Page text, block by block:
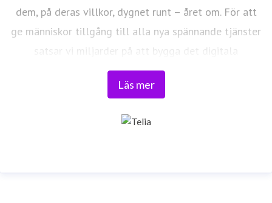
dem, på deras villkor, dygnet runt – året om. För att
ge människor tillgång till alla nya spännande tjänster
satsar vi miljarder på att bygga det digitala
samhället, vi bygger Framtidens nät. Vi har bestämt
oss för att förändra it-och telekomindustrin och föra
Läs mer